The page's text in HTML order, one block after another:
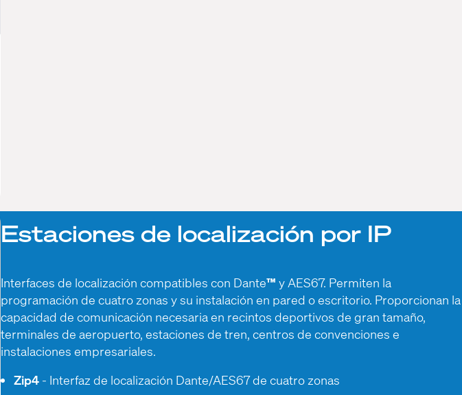
Estaciones de localización por IP
Interfaces de localización compatibles con Dante™ y AES67. Permiten la
programación de cuatro zonas y su instalación en pared o escritorio. Proporcionan la
capacidad de comunicación necesaria en recintos deportivos de gran tamaño,
terminales de aeropuerto, estaciones de tren, centros de convenciones e
instalaciones empresariales.
Zip4- Interfaz de localización Dante/AES67 de cuatro zonas